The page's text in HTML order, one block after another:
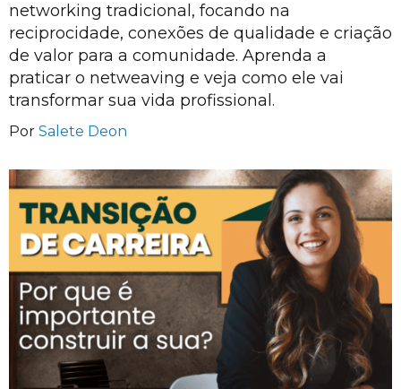
networking tradicional, focando na
reciprocidade, conexões de qualidade e criação
de valor para a comunidade. Aprenda a
praticar o netweaving e veja como ele vai
transformar sua vida profissional.
Por Salete Deon